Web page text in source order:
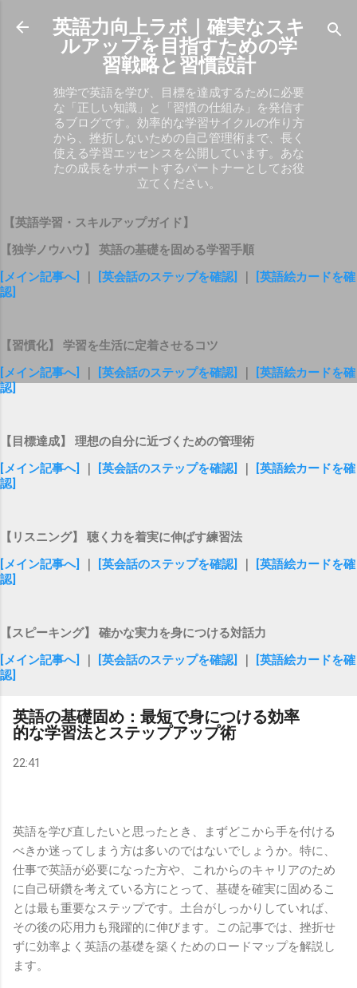
スキップしてメイン コンテンツに移動
英語力向上ラボ｜確実なスキ
ルアップを目指すための学
習戦略と習慣設計
独学で英語を学び、目標を達成するために必要
な「正しい知識」と「習慣の仕組み」を発信す
るブログです。効率的な学習サイクルの作り方
から、挫折しないための自己管理術まで、長く
使える学習エッセンスを公開しています。あな
たの成長をサポートするパートナーとしてお役
立てください。
【英語学習・スキルアップガイド】
【独学ノウハウ】 英語の基礎を固める学習手順
[メイン記事へ]
[英会話のステップを確認]
[英語絵カードを確
認]
【習慣化】 学習を生活に定着させるコツ
[メイン記事へ]
[英会話のステップを確認]
[英語絵カードを確
認]
【目標達成】 理想の自分に近づくための管理術
[メイン記事へ]
[英会話のステップを確認]
[英語絵カードを確
認]
【リスニング】 聴く力を着実に伸ばす練習法
[メイン記事へ]
[英会話のステップを確認]
[英語絵カードを確
認]
【スピーキング】 確かな実力を身につける対話力
[メイン記事へ]
[英会話のステップを確認]
[英語絵カードを確
認]
英語の基礎固め：最短で身につける効率
的な学習法とステップアップ術
22:41
英語を学び直したいと思ったとき、まずどこから手を付ける
べきか迷ってしまう方は多いのではないでしょうか。特に、
仕事で英語が必要になった方や、これからのキャリアのため
に自己研鑽を考えている方にとって、基礎を確実に固めるこ
とは最も重要なステップです。土台がしっかりしていれば、
その後の応用力も飛躍的に伸びます。この記事では、挫折せ
ずに効率よく英語の基礎を築くためのロードマップを解説し
ます。